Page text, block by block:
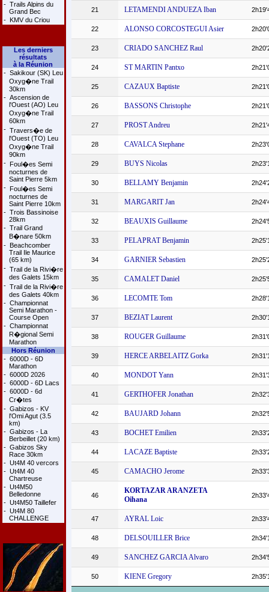
- Trails Alpins du
Grand Bec
- KMV du Criou
Les derniers
résultats
à la Réunion
- Sakikour (SK) Leu
Oxyg�ne Trail
30km
- Ascension de
l'Ouest (AO) Leu
Oxyg�ne Trail
60km
- Travers�e de
l'Ouest (TO) Leu
Oxyg�ne Trail
90km
- Foul�es Semi
nocturnes de
Saint Pierre 5km
- Foul�es Semi
nocturnes de
Saint Pierre 10km
- Trois Bassinoise
28km
- Trail Grand
B�nare 50km
- Beachcomber
Trail Ile Maurice
(65 km)
- Trail de la Rivi�re
des Galets 15km
- Trail de la Rivi�re
des Galets 40km
- Championnat
Semi Marathon -
Course Open
- Championnat
R�gional Semi
Marathon
Hors Réunion
- 6000D - 6D
Marathon
- 6000D 2026
- 6000D - 6D Lacs
- 6000D - 6d
Cr�tes
- Gabizos - KV
l'Omi Agut (3.5
km)
- Gabizos - La
Berbeillet (20 km)
- Gabizos Sky
Race 30km
- Ut4M 40 vercors
- Ut4M 40
Chartreuse
- Ut4M50
Belledonne
- Ut4M50 Taillefer
- Ut4M 80
CHALLENGE
21 LETAMENDI ANDUEZA Iban
22 ALONSO CORCOSTEGUI Asier
23 CRIADO SANCHEZ Raul
24 ST MARTIN Pantxo
25 CAZAUX Baptiste
26 BASSONS Christophe
27 PROST Andreu
28 CAVALCA Stephane
29 BUYS Nicolas
30 BELLAMY Benjamin
31 MARGARIT Jan
32 BEAUXIS Guillaume
33 PELAPRAT Benjamin
34 GARNIER Sebastien
35 CAMALET Daniel
36 LECOMTE Tom
37 BEZIAT Laurent
38 ROUGER Guillaume
39 HERCE ARBELAITZ Gorka
40 MONDOT Yann
41 GERTHOFER Jonathan
42 BAUJARD Johann
43 BOCHET Emilien
44 LACAZE Baptiste
45 CAMACHO Jerome
46
KORTAZAR ARANZETA
Oihana
47 AYRAL Loic
48 DELSOUILLER Brice
49 SANCHEZ GARCIA Alvaro
50 KIENE Gregory